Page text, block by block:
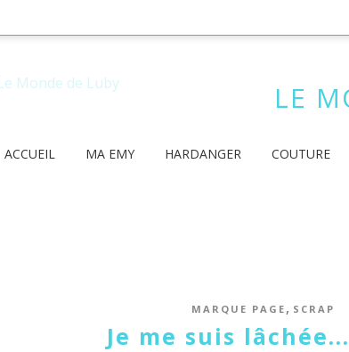
LE
ACCUEIL MA EMY HARDANGER COUTURE
MARQUE PAGE , SCRAP
Je me suis